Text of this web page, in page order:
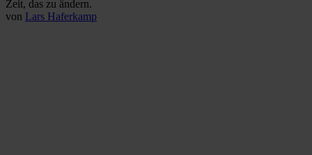
Zeit, das zu ändern.
von Lars Haferkamp